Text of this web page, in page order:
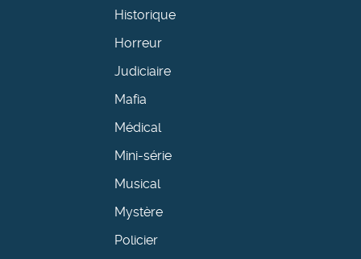
Historique
Horreur
Judiciaire
Mafia
Médical
Mini-série
Musical
Mystère
Policier